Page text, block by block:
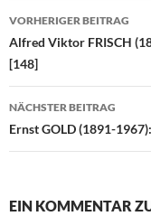
k
VORHERIGER BEITRAG
Alfred Viktor FRISCH
[148]
NÄCHSTER BEITRAG
Ernst GOLD (1891-
EIN KOMMENTAR